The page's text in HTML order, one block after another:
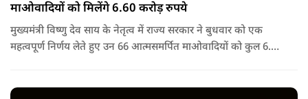
माओवादियों को मिलेंगे 6.60 करोड़ रुपये
मुख्यमंत्री विष्णु देव साय के नेतृत्व में राज्य सरकार ने बुधवार को एक
महत्वपूर्ण निर्णय लेते हुए उन 66 आत्मसमर्पित माओवादियों को कुल 6.60